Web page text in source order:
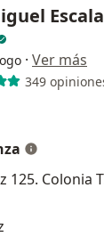
· Ver más
349
Sor